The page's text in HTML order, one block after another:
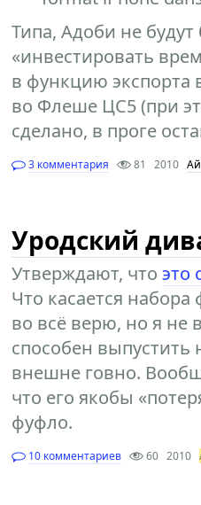
Типа, Адоби не будут
«инвестировать
в функцию
во Флеше ЦС5 (при
сделано, в проге
3 комментария 81 2010
Уродский
Утверждают, чтоэто
Что касается набора
во всё верю, но я не
способен выпустить
внешне говно.
что его якобы
фуфло.
10 комментариев 60 2010